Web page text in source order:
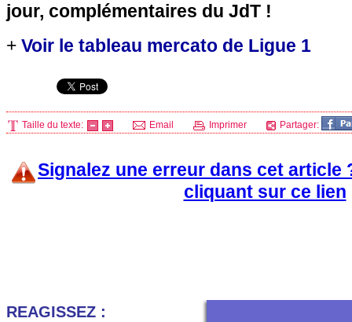
jour, complémentaires du JdT !
+ Voir le tableau mercato de Ligue 1
Taille du texte: Email Imprimer Partager:
Signalez une erreur dans cet article
cliquant sur ce lien
REAGISSEZ :